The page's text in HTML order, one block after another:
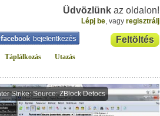
Üdvözlünk az oldalon!
Lépj be, vagy regisztrálj
Feltöltés
Táplálkozás Utazás